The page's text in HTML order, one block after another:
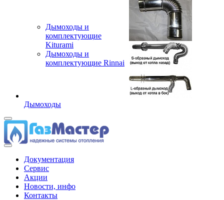
Дымоходы и
комплектующие
Kiturami
Дымоходы и
комплектующие Rinnai
Дымоходы
Документация
Сервис
Акции
Новости, инфо
Контакты